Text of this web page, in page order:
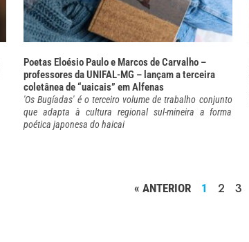
Poetas Eloésio Paulo e Marcos de Carvalho –
professores da UNIFAL-MG – lançam a terceira
coletânea de “uaicais” em Alfenas
'Os Bugíadas' é o terceiro volume de trabalho conjunto
que adapta à cultura regional sul-mineira a forma
poética japonesa do haicai
« ANTERIOR 1 2 3